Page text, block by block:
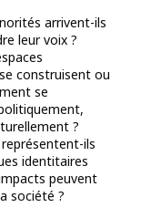
arrivent-ils
leur voix ?
construisent ou
se
?
ils
identitaires
peuvent
société ?